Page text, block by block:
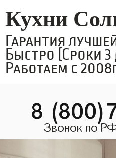
Кухни
Гарантия
Быстро (Сроки 3
Работаем с
8
Звонок по